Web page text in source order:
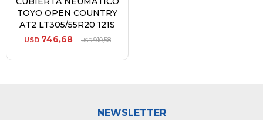
TOYO OPEN COUNTRY
AT2 LT305/55R20 121S
USD 746,68 USD910,58
NEWSLETTER